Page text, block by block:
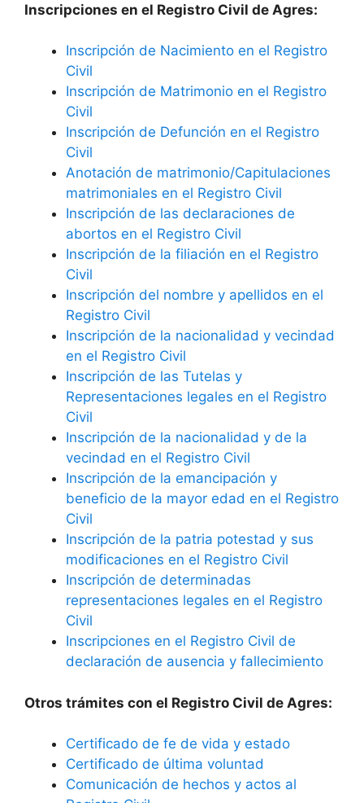
Inscripciones en el Registro Civil de Agres:
Inscripción de Nacimiento en el Registro
Civil
Inscripción de Matrimonio en el Registro
Civil
Inscripción de Defunción en el Registro
Civil
Anotación de matrimonio/Capitulaciones
matrimoniales en el Registro Civil
Inscripción de las declaraciones de
abortos en el Registro Civil
Inscripción de la filiación en el Registro
Civil
Inscripción del nombre y apellidos en el
Registro Civil
Inscripción de la nacionalidad y vecindad
en el Registro Civil
Inscripción de las Tutelas y
Representaciones legales en el Registro
Civil
Inscripción de la nacionalidad y de la
vecindad en el Registro Civil
Inscripción de la emancipación y
beneficio de la mayor edad en el Registro
Civil
Inscripción de la patria potestad y sus
modificaciones en el Registro Civil
Inscripción de determinadas
representaciones legales en el Registro
Civil
Inscripciones en el Registro Civil de
declaración de ausencia y fallecimiento
Otros trámites con el Registro Civil de Agres:
Certificado de fe de vida y estado
Certificado de última voluntad
Comunicación de hechos y actos al